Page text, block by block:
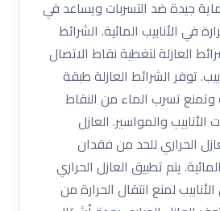
جيدة ضد التسربات ويساعد في
في الأنابيب المائية. الشرائط
العازلة لتغطية نقاط الاتصال
توفر الشرائط العازلة طبقة
تسرب الماء من النقاط
والمواسير. العازل
الحراري للحد من فقدان
يتم تطبيق العازل الحراري
لمنع انتقال الحرارة من